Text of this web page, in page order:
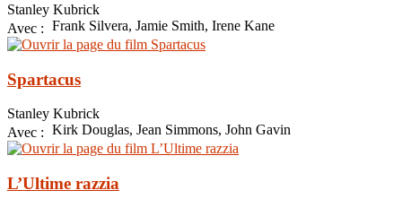
Stanley Kubrick
Avec : Frank Silvera, Jamie Smith, Irene Kane
Spartacus
Stanley Kubrick
Avec : Kirk Douglas, Jean Simmons, John Gavin
L’Ultime razzia